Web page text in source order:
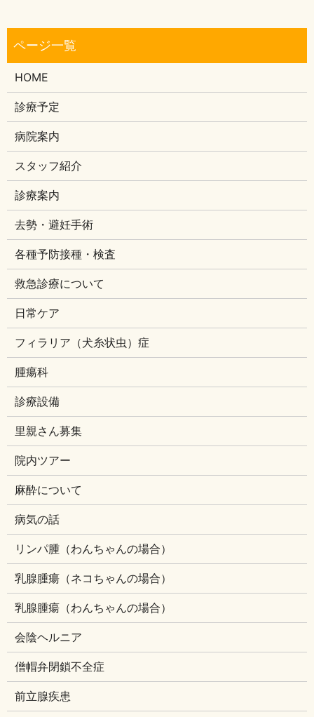
HOME
診療予定
病院案内
スタッフ紹介
診療案内
去勢・避妊手術
各種予防接種・検査
救急診療について
日常ケア
フィラリア（犬糸状虫）症
腫瘍科
診療設備
里親さん募集
院内ツアー
麻酔について
病気の話
リンパ腫（わんちゃんの場合）
乳腺腫瘍（ネコちゃんの場合）
乳腺腫瘍（わんちゃんの場合）
会陰ヘルニア
僧帽弁閉鎖不全症
前立腺疾患